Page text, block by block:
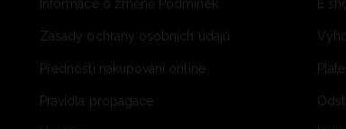
Informace o změně Podmínek
Zásady ochrany osobních údajů
Přednosti nakupování online
Pravidla propagace
E